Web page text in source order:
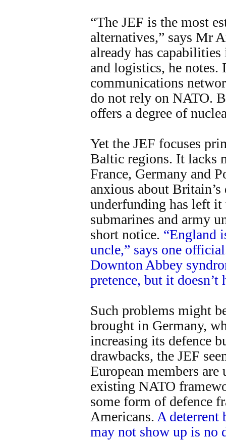
“The JEF is the most
alternatives,” says Mr
already has
and logistics, he notes.
communications
do not rely on NATO.
offers a degree of
Yet the JEF focuses
Baltic regions. It lacks
France, Germany and
anxious about Britain’s
underfunding has left
submarines and army
short notice. “England
uncle,” says one
Downton Abbey
pretence, but it doesn’t
Such problems might
brought in Germany,
increasing its defence
drawbacks, the JEF
European members
existing NATO
some form of defence
Americans. A deterrent
may not show up is no